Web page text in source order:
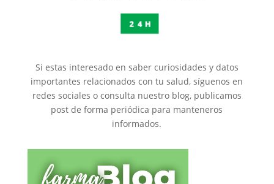
Si estas interesado en saber curiosidades y datos
importantes relacionados con tu salud, síguenos en
redes sociales o consulta nuestro blog, publicamos
post de forma periódica para manteneros
informados.